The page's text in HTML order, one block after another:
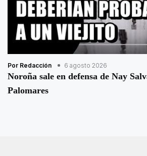
Por Redacción 6 agosto 2026
Noroña sale en defensa de Nay
Palomares